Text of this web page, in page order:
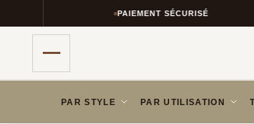
PAIEMENT SÉCURISÉ
PAR STYLE PAR UTILISATION